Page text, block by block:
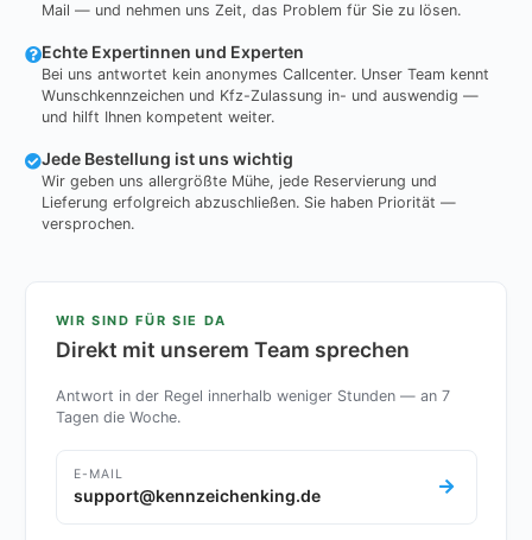
Mail — und nehmen uns Zeit, das Problem für Sie zu lösen.
Echte Expertinnen und Experten
Bei uns antwortet kein anonymes Callcenter. Unser Team kennt
Wunschkennzeichen und Kfz-Zulassung in- und auswendig —
und hilft Ihnen kompetent weiter.
Jede Bestellung ist uns wichtig
Wir geben uns allergrößte Mühe, jede Reservierung und
Lieferung erfolgreich abzuschließen. Sie haben Priorität —
versprochen.
WIR SIND FÜR SIE DA
Direkt mit unserem Team sprechen
Antwort in der Regel innerhalb weniger Stunden — an 7
Tagen die Woche.
E-MAIL
support@kennzeichenking.de